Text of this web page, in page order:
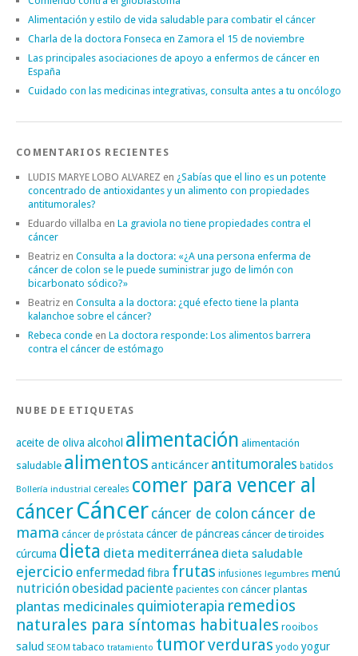
Alimentación y estilo de vida saludable para combatir el cáncer
Charla de la doctora Fonseca en Zamora el 15 de noviembre
Las principales asociaciones de apoyo a enfermos de cáncer en
España
Cuidado con las medicinas integrativas, consulta antes a tu oncólogo
COMENTARIOS RECIENTES
LUDIS MARYE LOBO ALVAREZ en ¿Sabías que el lino es un potente
concentrado de antioxidantes y un alimento con propiedades
antitumorales?
Eduardo villalba en La graviola no tiene propiedades contra el
cáncer
Beatriz en Consulta a la doctora: «¿A una persona enferma de
cáncer de colon se le puede suministrar jugo de limón con
bicarbonato sódico?»
Beatriz en Consulta a la doctora: ¿qué efecto tiene la planta
kalanchoe sobre el cáncer?
Rebeca conde en La doctora responde: Los alimentos barrera
contra el cáncer de estómago
NUBE DE ETIQUETAS
aceite de oliva alcohol alimentación alimentación
saludable alimentos anticáncer antitumorales batidos
Bollería industrial cereales comer para vencer al
cáncerCáncer cáncer de colon cáncer de
mama cáncer de próstata cáncer de páncreascáncer de tiroides
cúrcuma dieta dieta mediterránea dieta saludable
ejercicio enfermedadfibra frutas infusiones legumbres menú
nutriciónobesidad paciente pacientes con cáncer plantas
plantas medicinales quimioterapia remedios
naturales para síntomas habituales rooibos
salud SEOM tabaco tratamiento tumorverduras yodo yogur